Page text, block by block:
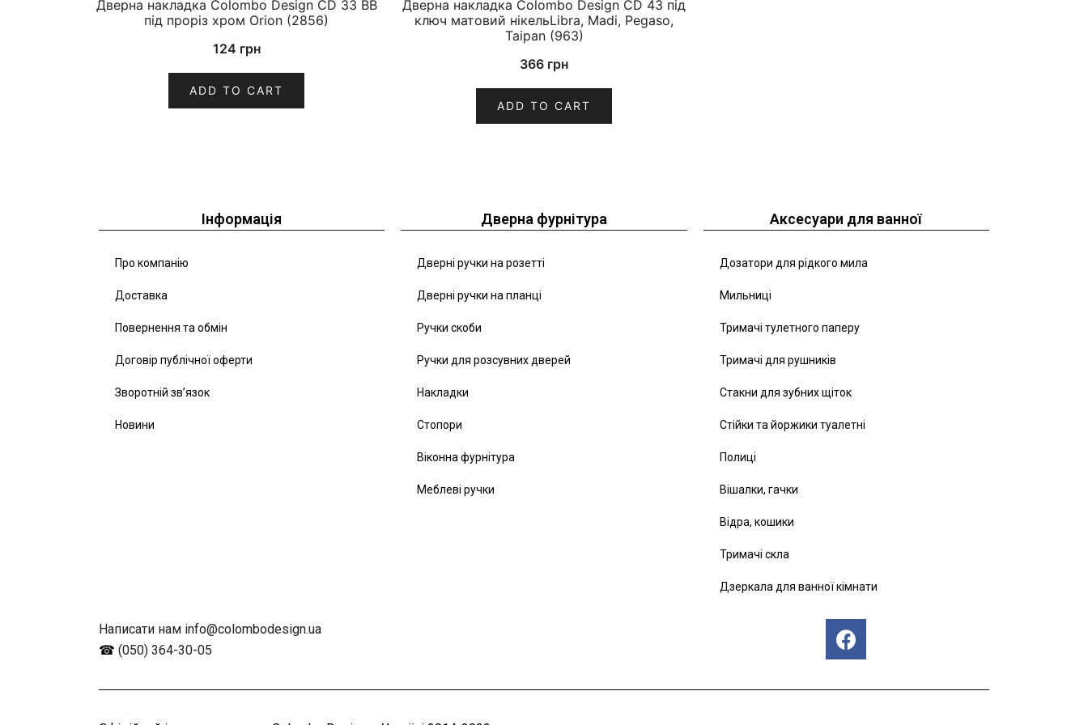
Дверна накладка Colombo Design CD 33 BB
під проріз хром Orion (2856)
124 грн
ADD TO CART
Дверна накладка Colombo Design CD 43 під
ключ матовий нікельLibra, Madi, Pegaso,
Taipan (963)
366 грн
ADD TO CART
Інформація
Про компанію
Доставка
Повернення та обмін
Договір публічної оферти
Зворотній зв’язок
Новини
Дверна фурнітура
Дверні ручки на розетті
Дверні ручки на планці
Ручки скоби
Ручки для розсувних дверей
Накладки
Стопори
Віконна фурнітура
Меблеві ручки
Аксесуари для ванної
Дозатори для рідкого мила
Мильниці
Тримачі тулетного паперу
Тримачі для рушників
Стакни для зубних щіток
Стійки та йоржики туалетні
Полиці
Вішалки, гачки
Відра, кошики
Тримачі скла
Дзеркала для ванної кімнати
Написати нам info@colombodesign.ua
☎ (050) 364-30-05